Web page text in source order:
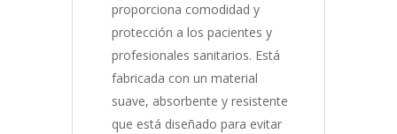
proporciona comodidad y
protección a los pacientes y
profesionales sanitarios. Está
fabricada con un material
suave, absorbente y resistente
que está diseñado para evitar